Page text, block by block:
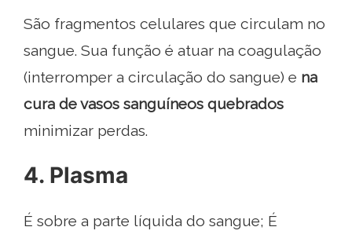
São fragmentos celulares que circulam no
sangue. Sua função é atuar na coagulação
(interromper a circulação do sangue) e na
cura de vasos sanguíneos quebrados
minimizar perdas.
4. Plasma
É sobre a parte líquida do sangue; É